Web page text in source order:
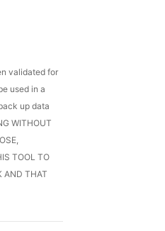
validated for
used in a
up data
WITHOUT
TOOL TO
AND THAT